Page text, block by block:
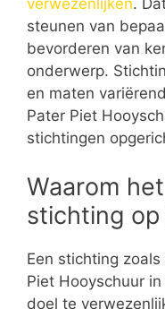
verwezenlijken.
steunen van
bevorderen van
onderwerp.
en maten
Pater Piet
stichtingen
Waarom
stichting
Een stichting
Piet Hooyschuur
doel te